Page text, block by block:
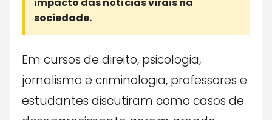
sociedade.
Em cursos de direito, psicologia,
jornalismo e criminologia, professores e
estudantes discutiram como casos de